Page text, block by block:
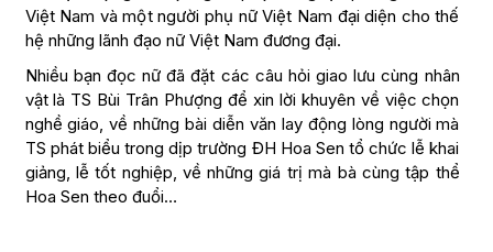
Việt Nam và một người phụ nữ Việt Nam đại diện cho thế
hệ những lãnh đạo nữ Việt Nam đương đại.
Nhiều bạn đọc nữ đã đặt các câu hỏi giao lưu cùng nhân
vật là TS Bùi Trân Phượng để xin lời khuyên về việc chọn
nghề giáo, về những bài diễn văn lay động lòng người mà
TS phát biểu trong dịp trường ĐH Hoa Sen tổ chức lễ khai
giảng, lễ tốt nghiệp, về những giá trị mà bà cùng tập thể
Hoa Sen theo đuổi…